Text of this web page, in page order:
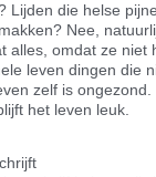
Lijden die helse
Nee,
alles, omdat ze niet
leven dingen die
zelf is
het leven leuk.